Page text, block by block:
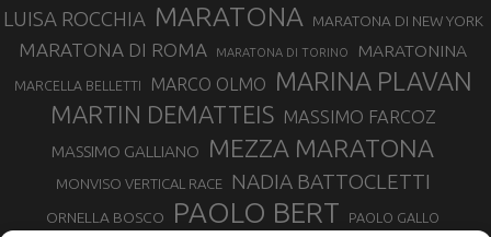
LUISA ROCCHIA MARATONA MARATONA DI NEW YORK
MARATONA DI ROMA MARATONA DI TORINO MARATONINA
MARCELLA BELLETTI MARCO OLMO MARINA PLAVAN
MARTIN DEMATTEIS MASSIMO FARCOZ
MASSIMO GALLIANO MEZZA MARATONA
MONVISO VERTICAL RACE NADIA BATTOCLETTI
ORNELLA BOSCO PAOLO BERT PAOLO GALLO